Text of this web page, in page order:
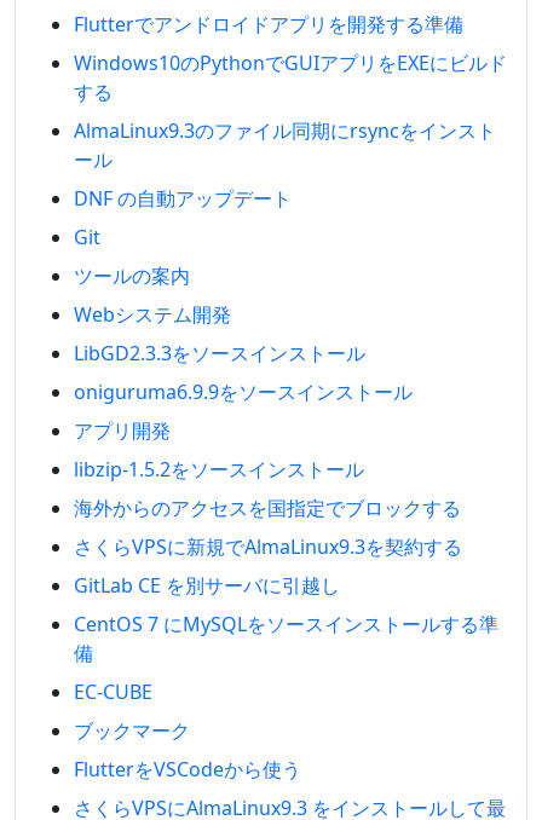
Flutterでアンドロイドアプリを開発する準備
Windows10のPythonでGUIアプリをEXEにビルド
する
AlmaLinux9.3のファイル同期にrsyncをインスト
ール
DNF の自動アップデート
Git
ツールの案内
Webシステム開発
LibGD2.3.3をソースインストール
oniguruma6.9.9をソースインストール
アプリ開発
libzip-1.5.2をソースインストール
海外からのアクセスを国指定でブロックする
さくらVPSに新規でAlmaLinux9.3を契約する
GitLab CE を別サーバに引越し
CentOS 7 にMySQLをソースインストールする準
備
EC-CUBE
ブックマーク
FlutterをVSCodeから使う
さくらVPSにAlmaLinux9.3 をインストールして最